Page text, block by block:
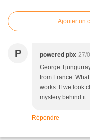
Ajouter un
P powered pbx 27/
George
from France.
works. If we look
mystery behind it.
Répondre